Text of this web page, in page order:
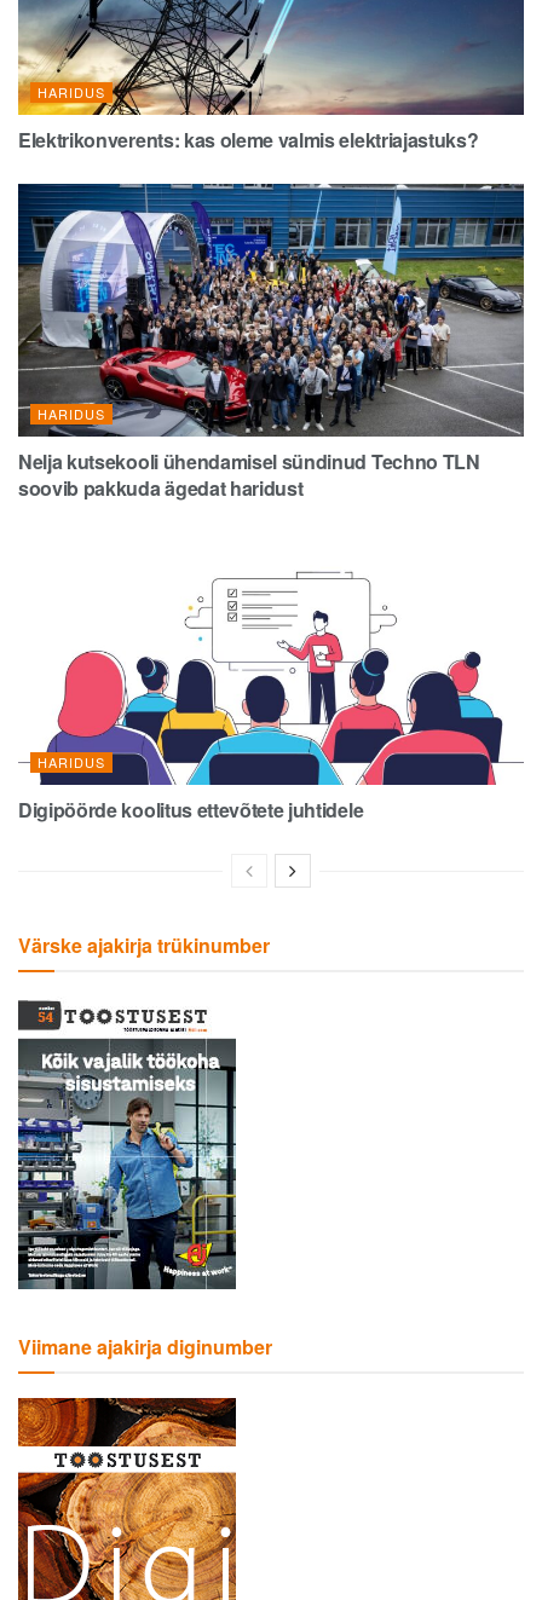
HARIDUS
Elektrikonverents: kas oleme valmis elektriajastuks?
HARIDUS
Nelja kutsekooli ühendamisel sündinud Techno TLN
soovib pakkuda ägedat haridust
HARIDUS
Digipöörde koolitus ettevõtete juhtidele
Värske ajakirja trükinumber
Viimane ajakirja diginumber